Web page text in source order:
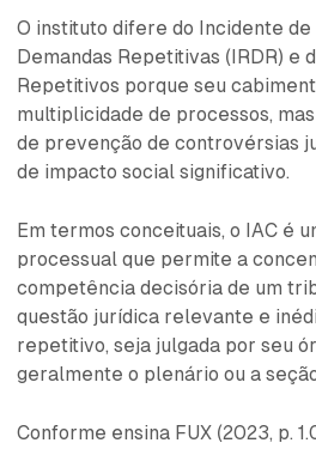
O instituto difere do Incidente de
Demandas Repetitivas (IRDR) e
Repetitivos porque seu
multiplicidade de processos,
de prevenção de controvérsias
de impacto social significativo.
Em termos conceituais, o IAC é
processual que permite a
competência decisória de um
questão jurídica relevante e
repetitivo, seja julgada por seu
geralmente o plenário ou a
Conforme ensina FUX (2023, p.